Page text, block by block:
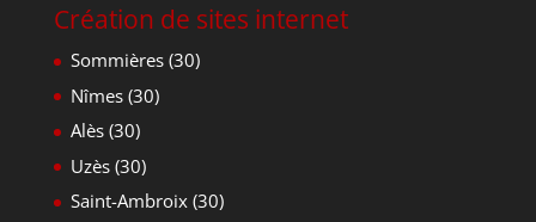
Création de sites internet
Sommières (30)
Nîmes (30)
Alès (30)
Uzès (30)
Saint-Ambroix (30)